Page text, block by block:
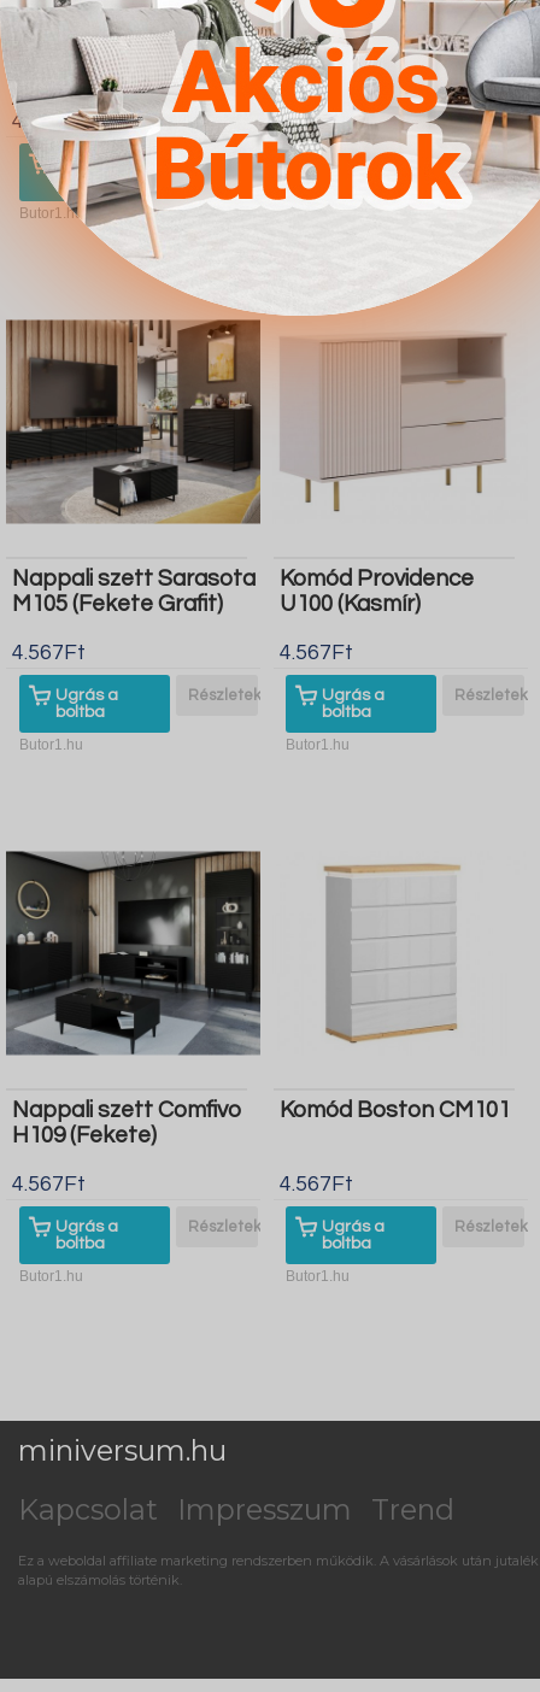
Bútorkészlet
Providence H114 (Fehér
Arany tölgy)
4.567Ft
Ugrás a
boltba
Részletek
Butor1.hu
Komód Austin C101
(Monastery tölgy
Fekete)
4.567Ft
Ugrás a
boltba
Részletek
Butor1.hu
Nappali szett Sarasota
M105 (Fekete Grafit)
4.567Ft
Ugrás a
boltba
Részletek
Butor1.hu
Komód Providence
U100 (Kasmír)
4.567Ft
Ugrás a
boltba
Részletek
Butor1.hu
Nappali szett Comfivo
H109 (Fekete)
4.567Ft
Ugrás a
boltba
Részletek
Butor1.hu
Komód Boston CM101
4.567Ft
Ugrás a
boltba
Részletek
Butor1.hu
miniversum.hu
Kapcsolat
Impresszum Trend
Ez a weboldal affiliate marketing rendszerben működik. A vásárlások után jutalék
alapú elszámolás történik.